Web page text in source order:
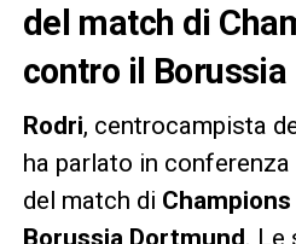
del match di
contro il
Rodri, centrocampista
ha parlato in
del match di Champions
Borussia Dortmund. Le